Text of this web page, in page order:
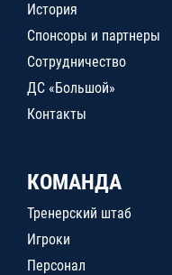
История
Спонсоры и партнеры
Сотрудничество
ДС «Большой»
Контакты
КОМАНДА
Тренерский штаб
Игроки
Персонал